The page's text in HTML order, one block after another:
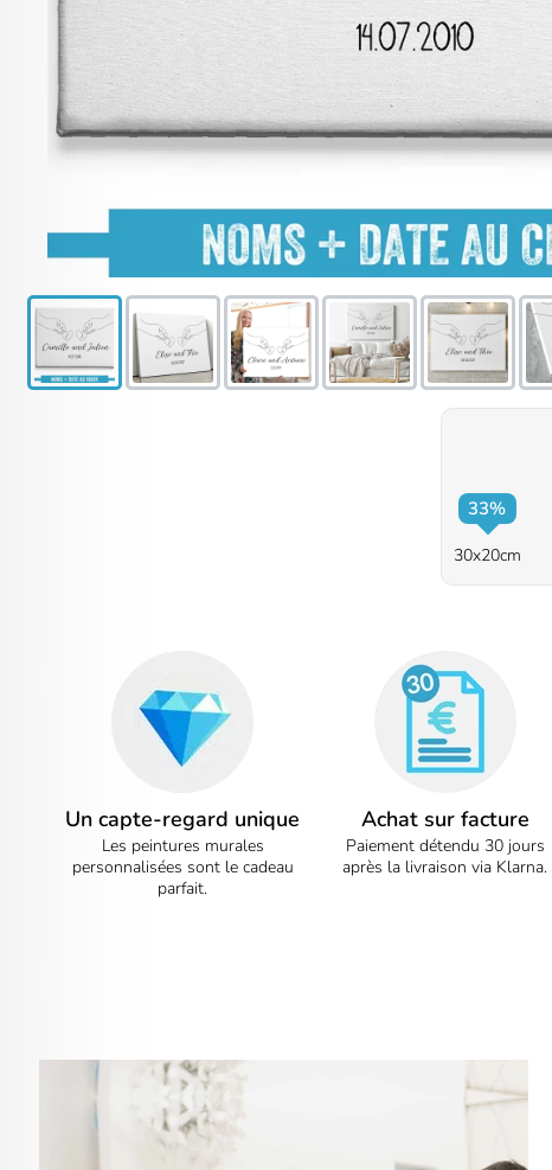
33%
30x20cm
Un capte-regard unique
Les peintures murales
personnalisées sont le cadeau
parfait.
Achat sur facture
Paiement détendu 30 jours
après la livraison via Klarna.